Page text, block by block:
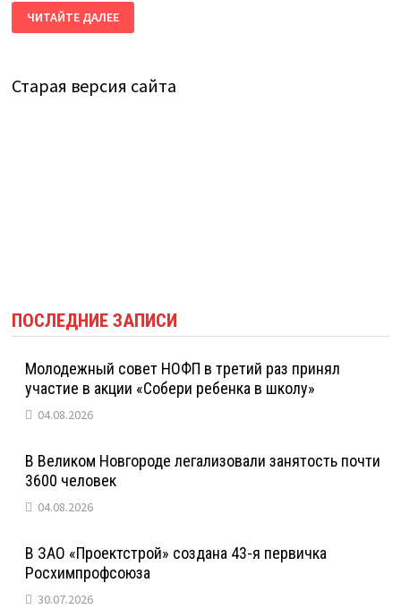
РАБОЧИЙ
ВИЗИТ
ПРЕДСЕДАТЕЛЯ
В
СТАРУЮ
ЧИТАЙТЕ ДАЛЕЕ
Старая версия сайта
ПОСЛЕДНИЕ ЗАПИСИ
Молодежный совет НОФП в третий раз принял
участие в акции «Собери ребенка в школу»
04.08.2026
В Великом Новгороде легализовали занятость почти
3600 человек
04.08.2026
В ЗАО «Проектстрой» создана 43-я первичка
Росхимпрофсоюза
30.07.2026